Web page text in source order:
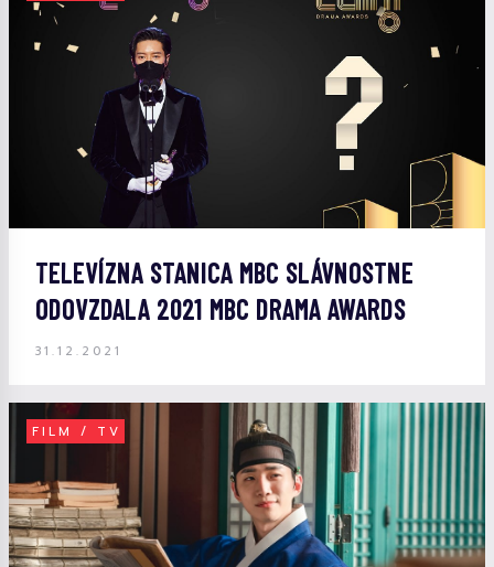
TELEVÍZNA STANICA MBC SLÁVNOSTNE
ODOVZDALA 2021 MBC DRAMA AWARDS
31.12.2021
FILM / TV